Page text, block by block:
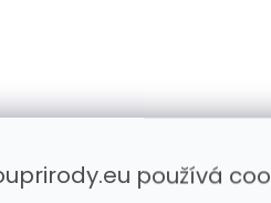
používá